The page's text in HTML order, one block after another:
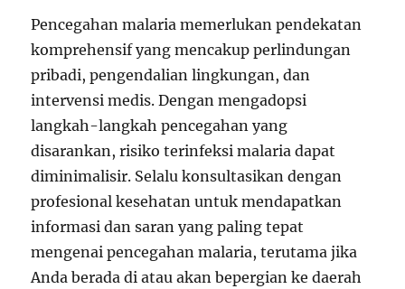
Pencegahan malaria memerlukan pendekatan
komprehensif yang mencakup perlindungan
pribadi, pengendalian lingkungan, dan
intervensi medis. Dengan mengadopsi
langkah-langkah pencegahan yang
disarankan, risiko terinfeksi malaria dapat
diminimalisir. Selalu konsultasikan dengan
profesional kesehatan untuk mendapatkan
informasi dan saran yang paling tepat
mengenai pencegahan malaria, terutama jika
Anda berada di atau akan bepergian ke daerah